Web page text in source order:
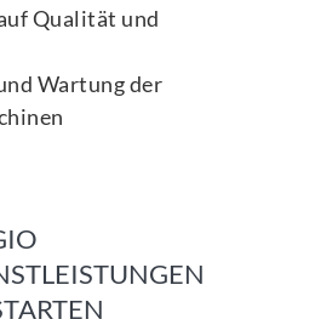
Qualität und
Wartung der